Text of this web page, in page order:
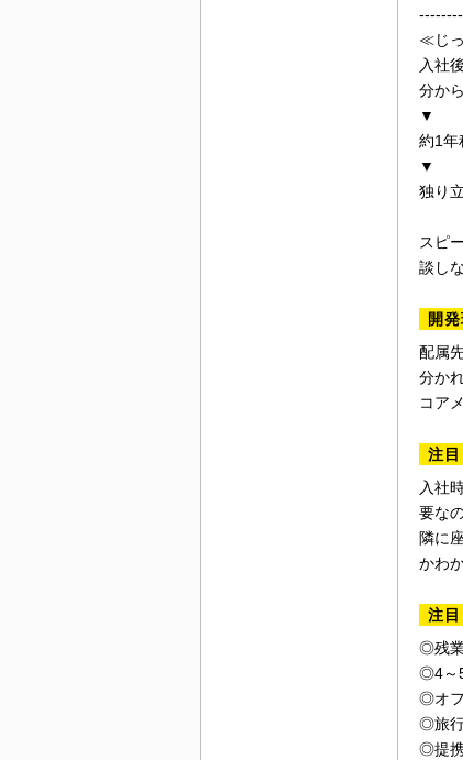
≪じ
入社
分か
▼
約1年
▼
独り
スピ
談し
開
配属
分か
コア
注目
入社
要な
隣に
かわ
注目
◎残業
◎4～
◎オフ
◎旅行
◎提携